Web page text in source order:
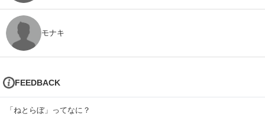
モナキ
FEEDBACK
「ねとらぼ」ってなに？